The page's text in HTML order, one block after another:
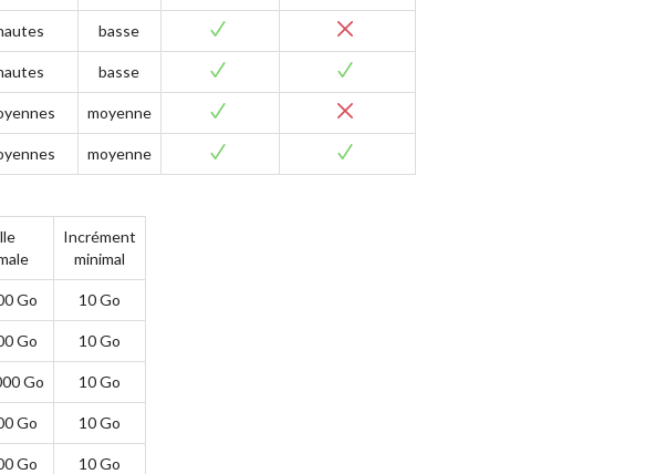
basse
basse
moyenne
moyenne
Incrément
minimal
Go 10 Go
Go 10 Go
Go 10 Go
Go 10 Go
Go 10 Go